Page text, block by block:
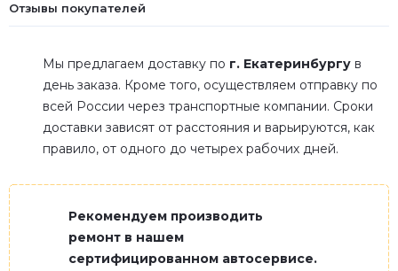
Отзывы покупателей
Мы предлагаем доставку по г. Екатеринбургу в
день заказа. Кроме того, осуществляем отправку по
всей России через транспортные компании. Сроки
доставки зависят от расстояния и варьируются, как
правило, от одного до четырех рабочих дней.
Рекомендуем производить
ремонт в нашем
сертифицированном автосервисе.